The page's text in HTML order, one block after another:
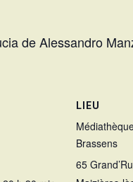
de Alessandro
LIEU
Brassens
65